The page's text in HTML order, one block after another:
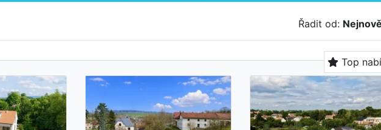
Řadit od:
Top